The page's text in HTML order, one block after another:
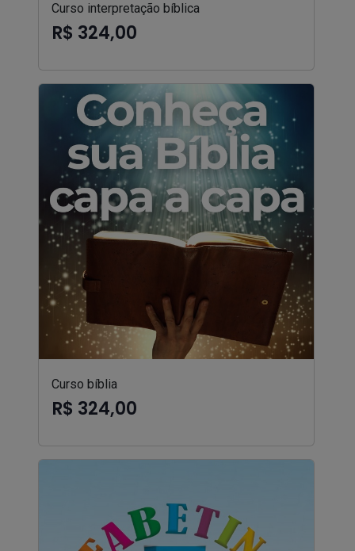
Curso interpretação bíblica
R$ 324,00
Curso bíblia
R$ 324,00